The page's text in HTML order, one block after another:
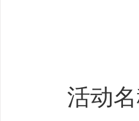
活动